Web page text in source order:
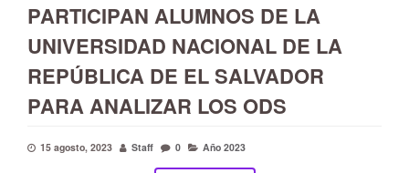
PARTICIPAN ALUMNOS DE LA
UNIVERSIDAD NACIONAL DE LA
REPÚBLICA DE EL SALVADOR
PARA ANALIZAR LOS ODS
15 agosto, 2023 Staff 0 Año 2023